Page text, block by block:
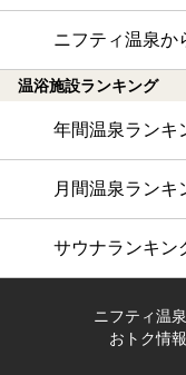
ニフティ温泉か
温浴施設ランキング
年間温泉ランキ
月間温泉ランキ
サウナランキン
ニフティ温
おトク情